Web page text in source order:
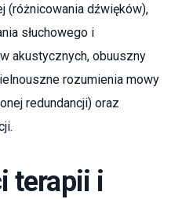
(różnicowania dźwięków),
słuchowego i
akustycznych, obuuszny
rozumienia mowy
redundancji) oraz
terapii i